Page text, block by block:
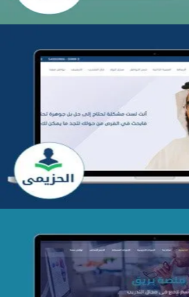
المدرب ياسر الحزيمي
التفاصيل
منصة بريق